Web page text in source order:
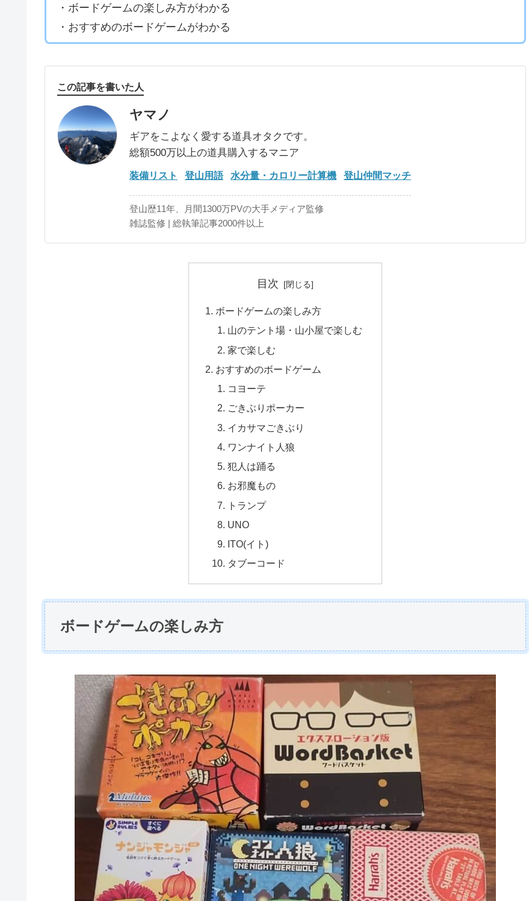
・ボードゲームの楽しみ方がわかる
・おすすめのボードゲームがわかる
この記事を書いた人
ヤマノ
ギアをこよなく愛する道具オタクです。
総額500万以上の道具購入するマニア
装備リスト 登山用語 水分量・カロリー計算機 登山仲間マッチ
登山歴11年、月間1300万PVの大手メディア監修
雑誌監修 | 総執筆記事2000件以上
目次
ボードゲームの楽しみ方
山のテント場・山小屋で楽しむ
家で楽しむ
おすすめのボードゲーム
コヨーテ
ごきぶりポーカー
イカサマごきぶり
ワンナイト人狼
犯人は踊る
お邪魔もの
トランプ
UNO
ITO(イト)
タブーコード
ボードゲームの楽しみ方